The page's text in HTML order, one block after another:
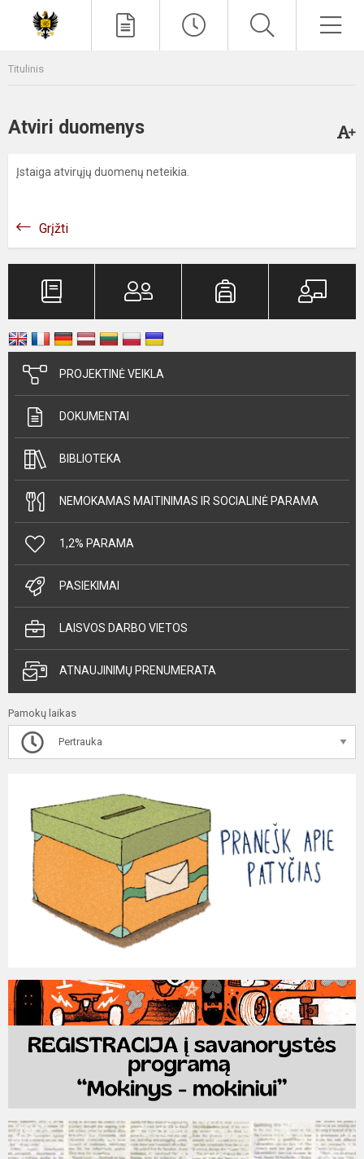
Titulinis
Atviri duomenys
Įstaiga atvirųjų duomenų neteikia.
Grįžti
PROJEKTINĖ VEIKLA
DOKUMENTAI
BIBLIOTEKA
NEMOKAMAS MAITINIMAS IR SOCIALINĖ PARAMA
1,2% PARAMA
PASIEKIMAI
LAISVOS DARBO VIETOS
ATNAUJINIMŲ PRENUMERATA
Pamokų laikas
Pertrauka